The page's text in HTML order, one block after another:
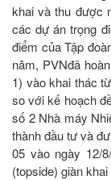
khai và thu được
các dự án trọng
điểm của Tập
năm, PVNđã
1) vào khai thác
so với kế hoạch
số 2 Nhà máy
thành đầu tư và
05 vào ngày 12/
(topside) giàn